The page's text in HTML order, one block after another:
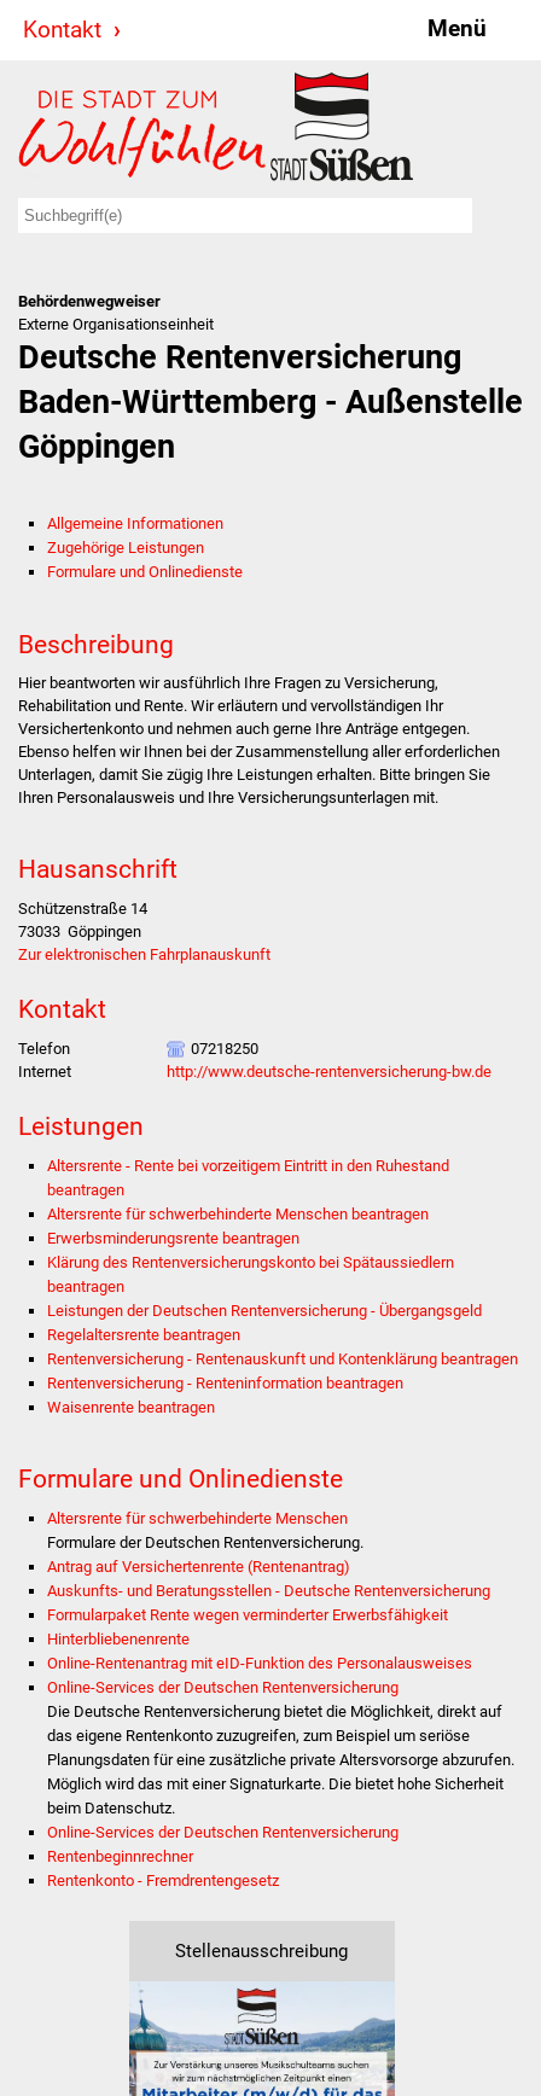
Kontakt Menü
Stadt & Politik
Bürgermeister
Ratsinformationssystem
Jugendbeirat
Behördenwegweiser
Stellenangebote
Jubiläumsjahr 2021
Partnerstädte
Projekte
Sanierung Hallenbad
Presse
Bürger & Service
Was erledige ich wo
Dienstleistungen
Lebenslagen
Formulare
Bildung
Kindergärten
Behördenwegweiser
Externe Organisationseinheit
Deutsche Rentenversicherung
Baden-Württemberg - Außenstelle
Göppingen
Allgemeine Informationen
Zugehörige Leistungen
Formulare und Onlinedienste
Beschreibung
Hier beantworten wir ausführlich Ihre Fragen zu Versicherung,
Rehabilitation und Rente. Wir erläutern und vervollständigen Ihr
Versichertenkonto und nehmen auch gerne Ihre Anträge entgegen.
Ebenso helfen wir Ihnen bei der Zusammenstellung aller erforderlichen
Unterlagen, damit Sie zügig Ihre Leistungen erhalten. Bitte bringen Sie
Ihren Personalausweis und Ihre Versicherungsunterlagen mit.
Hausanschrift
Schützenstraße 14
73033 Göppingen
Zur elektronischen Fahrplanauskunft
Kontakt
Telefon
07218250
Internet
http://www.deutsche-rentenversicherung-bw.de
Leistungen
Altersrente - Rente bei vorzeitigem Eintritt in den Ruhestand
beantragen
Altersrente für schwerbehinderte Menschen beantragen
Erwerbsminderungsrente beantragen
Klärung des Rentenversicherungskonto bei Spätaussiedlern
beantragen
Leistungen der Deutschen Rentenversicherung - Übergangsgeld
Regelaltersrente beantragen
Rentenversicherung - Rentenauskunft und Kontenklärung beantragen
Rentenversicherung - Renteninformation beantragen
Waisenrente beantragen
Formulare und Onlinedienste
Altersrente für schwerbehinderte Menschen
Formulare der Deutschen Rentenversicherung.
Antrag auf Versichertenrente (Rentenantrag)
Auskunfts- und Beratungsstellen - Deutsche Rentenversicherung
Formularpaket Rente wegen verminderter Erwerbsfähigkeit
Hinterbliebenenrente
Online-Rentenantrag mit eID-Funktion des Personalausweises
Online-Services der Deutschen Rentenversicherung
Die Deutsche Rentenversicherung bietet die Möglichkeit, direkt auf
das eigene Rentenkonto zuzugreifen, zum Beispiel um seriöse
Planungsdaten für eine zusätzliche private Altersvorsorge abzurufen.
Möglich wird das mit einer Signaturkarte. Die bietet hohe Sicherheit
beim Datenschutz.
Online-Services der Deutschen Rentenversicherung
Rentenbeginnrechner
Rentenkonto - Fremdrentengesetz
Stellenausschreibung